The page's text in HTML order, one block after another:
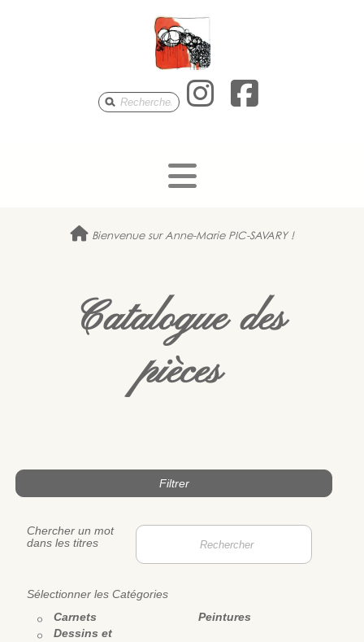
Anne-
Anne-
Bienvenue sur Anne-Marie PIC-SAVARY !
Catalogue des
pièces
Filtrer
Chercher un mot
dans les titres
Sélectionner les Catégories
Carnets
Dessins et
Peintures